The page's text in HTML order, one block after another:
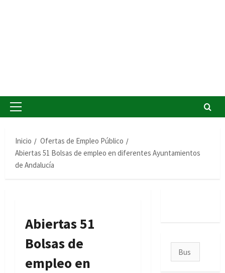
Menú
Inicio
Ofertas de Empleo Público
Abiertas 51 Bolsas de empleo en diferentes Ayuntamientos
de Andalucía
Abiertas 51
Bolsas de
empleo en
Buscar: